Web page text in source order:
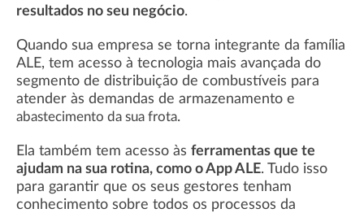
resultados no seu negócio.
Quando sua empresa se torna integrante da família
ALE, tem acesso à tecnologia mais avançada do
segmento de distribuição de combustíveis para
atender às demandas de armazenamento e
abastecimento da sua frota.
Ela também tem acesso às ferramentas que te
ajudam na sua rotina, como o App ALE. Tudo isso
para garantir que os seus gestores tenham
conhecimento sobre todos os processos da